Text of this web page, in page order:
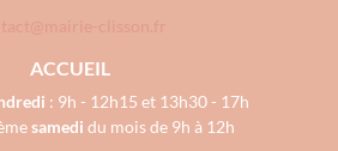
ACCUEIL
: 9h - 12h15 et 13h30 - 17h
samedi du mois de 9h à 12h